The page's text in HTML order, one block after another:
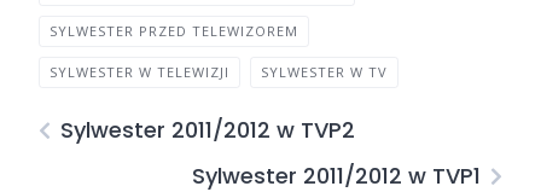
SYLWESTER PRZED TELEWIZOREM
SYLWESTER W TELEWIZJI SYLWESTER W TV
Sylwester 2011/2012 w TVP2
Sylwester 2011/2012 w TVP1